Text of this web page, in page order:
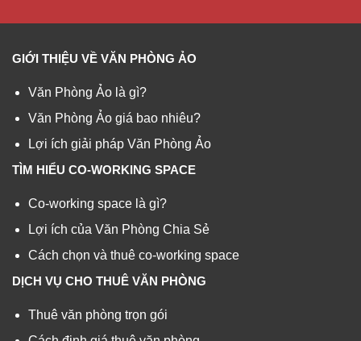
GIỚI THIỆU VỀ VĂN PHÒNG ẢO
Văn Phòng Ảo là gì?
Văn Phòng Ảo giá bao nhiêu?
Lợi ích giải pháp Văn Phòng Ảo
TÌM HIỂU CO-WORKING SPACE
Co-working space là gì?
Lợi ích của Văn Phòng Chia Sẻ
Cách chọn và thuê co-working space
DỊCH VỤ CHO THUÊ VĂN PHÒNG
Thuê văn phòng trọn gói